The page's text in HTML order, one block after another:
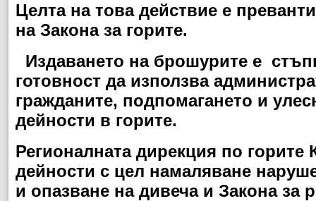
Целта на това действие е
на Закона за горите.
Издаването на брошурите е
готовност да използва
гражданите, подпомагането и
дейности в горите.
Регионалната дирекция по
дейности с цел намаляване
и опазване на дивеча и Закона за